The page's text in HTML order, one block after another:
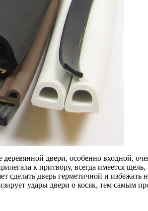
двери, особенно входной,
к притвору, всегда имеется
сделать дверь герметичной и избежать
удары двери о косяк, тем самым